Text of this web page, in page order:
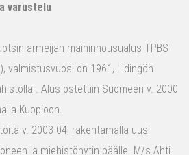
varustelu
armeijan maihinnousualus TPBS
valmistusvuosi on 1961, Lidingön
. Alus ostettiin Suomeen v. 2000
Kuopioon.
v. 2003-04, rakentamalla uusi
ja miehistöhytin päälle. M/s Ahti